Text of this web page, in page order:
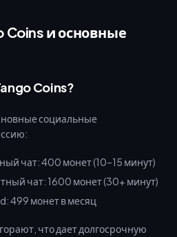
и основные
Coins?
социальные
чат: 400 монет (10–15 минут)
чат: 1600 монет (30+ минут)
499 монет в месяц
что дает долгосрочную